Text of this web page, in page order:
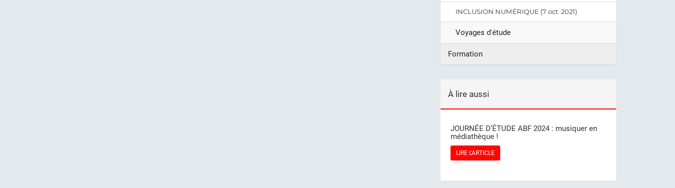
INCLUSION NUMÉRIQUE (7 oct. 2021)
Voyages d'étude
Formation
À lire aussi
JOURNÉE D’ÉTUDE ABF 2024 : musiquer en
médiathèque !
LIRE L'ARTICLE